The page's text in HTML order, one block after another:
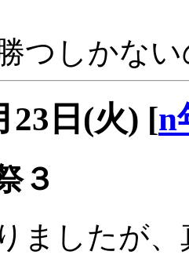
つしかな
23日(火) [n
３
ましたが